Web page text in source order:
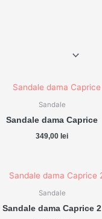
Sandale
Sandale dama Caprice
349,00 lei
Sandale
Sandale dama Caprice 2